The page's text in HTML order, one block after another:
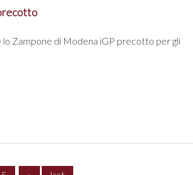
Zampone di Modena iGP precotto per gli